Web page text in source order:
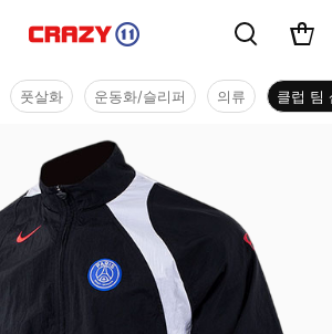
풋살화 운동화/슬리퍼 의류 클럽 팀